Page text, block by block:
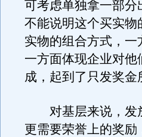
可考虑单独拿一部
不能说明这个买实
实物的组合方式，
一方面体现企业对
成，起到了只发奖金
对基层来说，发
更需要荣誉上的奖